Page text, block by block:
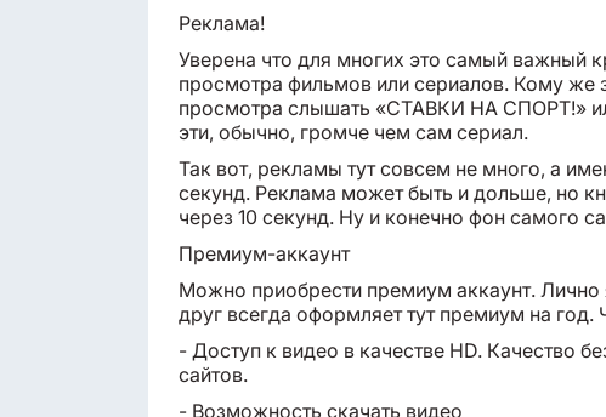
Реклама!
Уверена что для многих это самый важный
просмотра фильмов или сериалов. Кому же
просмотра слышать «СТАВКИ НА СПОРТ!»
эти, обычно, громче чем сам сериал.
Так вот, рекламы тут совсем не много, а
секунд. Реклама может быть и дольше, но
через 10 секунд. Ну и конечно фон самого
Премиум-аккаунт
Можно приобрести премиум аккаунт. Лично
друг всегда оформляет тут премиум на год.
- Доступ к видео в качестве HD. Качество
сайтов.
- Возможность скачать видео